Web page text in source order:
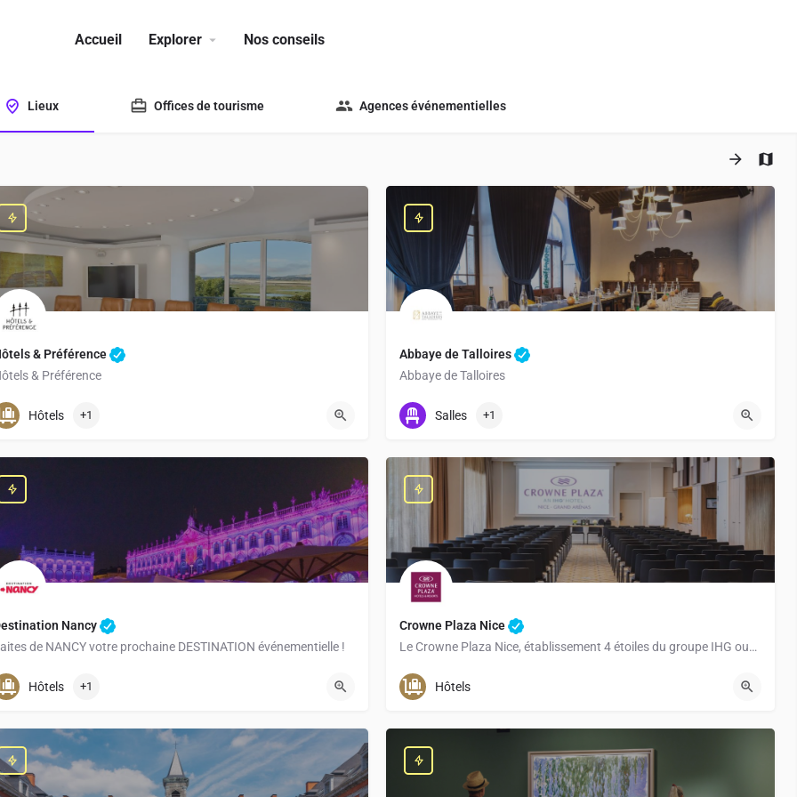
Accueil Explorer Nos conseils
Lieux Offices de tourisme Agences événementielles
& Préférence
& Préférence
+33 1 78 94 90 40
Hôtels +1
Abbaye de Talloires
Abbaye de Talloires
+33 4 50 60 77 33
Salles +1
Nancy
de NANCY votre prochaine DESTINATION événementielle !
+33 3 83 30 80 00
Hôtels +1
Crowne Plaza Nice
Le Crowne Plaza Nice, établissement 4 étoiles du groupe IHG ouvert en 2021, est parfaitement situé à…
+33 4 12 04 17 63
Hôtels
+
−